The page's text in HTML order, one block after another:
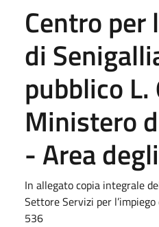
Centro
di
pubblico
Ministero
- Area
In allegato copia integrale
Settore Servizi per
536